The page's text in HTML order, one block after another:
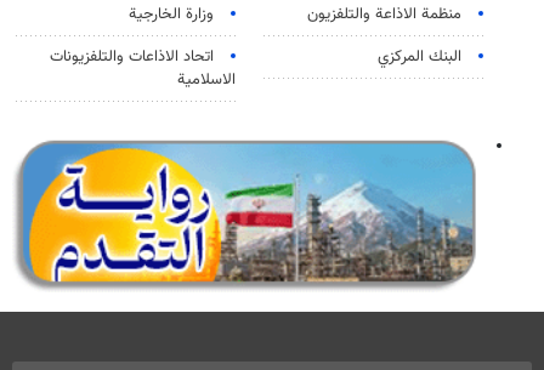
منظمة الاذاعة والتلفزیون
وزارة الخارجية
البنك المركزي
اتحاد الاذاعات والتلفزيونات
الاسلامية